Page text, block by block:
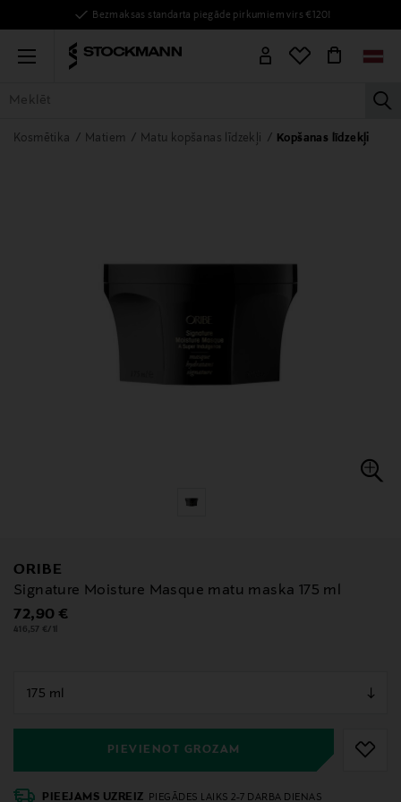
Bezmaksas standarta piegāde pirkumiem virs €120!
Menu
VISAS PRECES SIEVIETĒM VĪRIEŠIEM BĒRNIEM MĀJAI
Kosmētika Matiem Matu kopšanas līdzekļi Kopšanas līdzekļi
ORIBE
Signature Moisture Masque matu maska 175 ml
Original Price
72,90 €
416,57 €/1l
PIEVIENOT GROZAM
PIEEJAMS UZREIZ
PIEGĀDES LAIKS 2-7 DARBA DIENAS